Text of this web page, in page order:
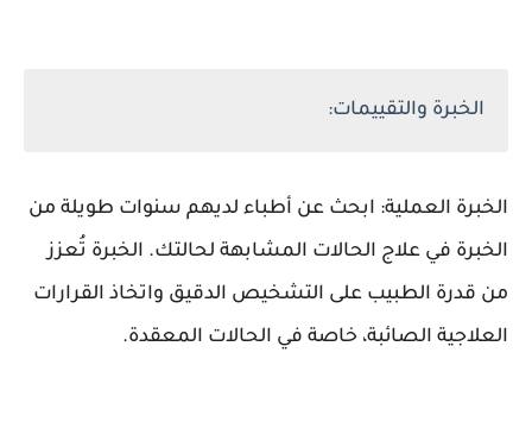
الخبرة والتقييمات:
الخبرة العملية: ابحث عن أطباء لديهم سنوات طويلة من
الخبرة في علاج الحالات المشابهة لحالتك. الخبرة تُعزز
من قدرة الطبيب على التشخيص الدقيق واتخاذ القرارات
العلاجية الصائبة، خاصة في الحالات المعقدة.